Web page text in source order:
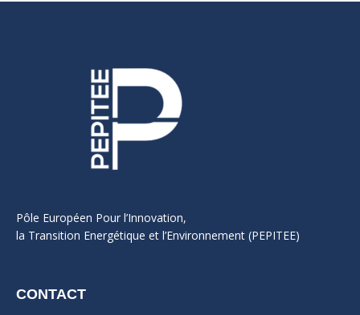
Pôle Européen Pour l’Innovation,
la Transition Energétique et l’Environnement (PEPITEE)
CONTACT